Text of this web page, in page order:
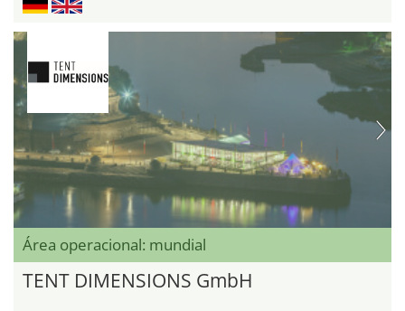
Área operacional: mundial
TENT DIMENSIONS GmbH